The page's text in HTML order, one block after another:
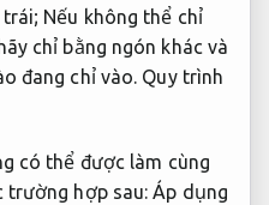
Nếu không thể chỉ
chỉ bằng ngón khác và
đang chỉ vào. Quy trình
có thể được làm cùng
trường hợp sau:Áp dụng